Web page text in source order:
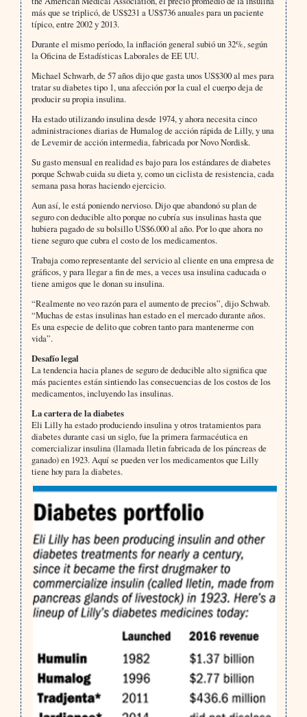
más que se triplicó, de US$231 a US$736 anuales para un paciente
típico, entre 2002 y 2013.
Durante el mismo período, la inflación general subió un 32%, según
la Oficina de Estadísticas Laborales de EE UU.
Michael Schwarb, de 57 años dijo que gasta unos US$300 al mes para
tratar su diabetes tipo 1, una afección por la cual el cuerpo deja de
producir su propia insulina.
Ha estado utilizando insulina desde 1974, y ahora necesita cinco
administraciones diarias de Humalog de acción rápida de Lilly, y una
de Levemir de acción intermedia, fabricada por Novo Nordisk.
Su gasto mensual en realidad es bajo para los estándares de diabetes
porque Schwab cuida su dieta y, como un ciclista de resistencia, cada
semana pasa horas haciendo ejercicio.
Aun así, le está poniendo nervioso. Dijo que abandonó su plan de
seguro con deducible alto porque no cubría sus insulinas hasta que
hubiera pagado de su bolsillo US$6.000 al año. Por lo que ahora no
tiene seguro que cubra el costo de los medicamentos.
Trabaja como representante del servicio al cliente en una empresa de
gráficos, y para llegar a fin de mes, a veces usa insulina caducada o
tiene amigos que le donan su insulina.
“Realmente no veo razón para el aumento de precios”, dijo Schwab.
“Muchas de estas insulinas han estado en el mercado durante años.
Es una especie de delito que cobren tanto para mantenerme con
vida”.
Desafío legal
La tendencia hacia planes de seguro de deducible alto significa que
más pacientes están sintiendo las consecuencias de los costos de los
medicamentos, incluyendo las insulinas.
La cartera de la diabetes
Eli Lilly ha estado produciendo insulina y otros tratamientos para
diabetes durante casi un siglo, fue la primera farmacéutica en
comercializar insulina (llamada lletin fabricada de los páncreas de
ganado) en 1923. Aquí se pueden ver los medicamentos que Lilly
tiene hoy para la diabetes.